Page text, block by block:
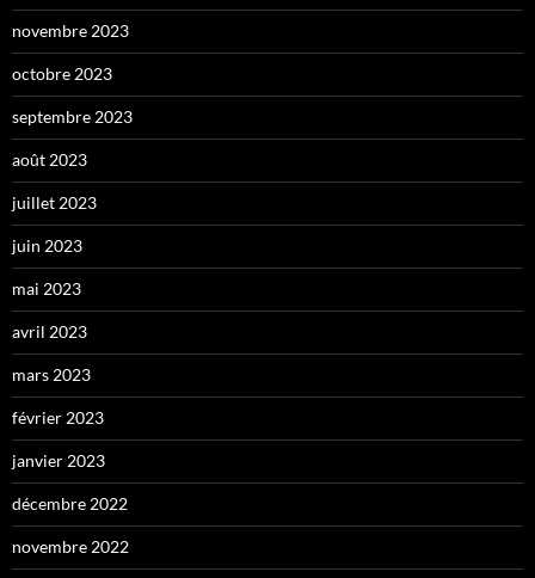
novembre 2023
octobre 2023
septembre 2023
août 2023
juillet 2023
juin 2023
mai 2023
avril 2023
mars 2023
février 2023
janvier 2023
décembre 2022
novembre 2022